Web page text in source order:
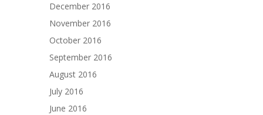
December 2016
November 2016
October 2016
September 2016
August 2016
July 2016
June 2016